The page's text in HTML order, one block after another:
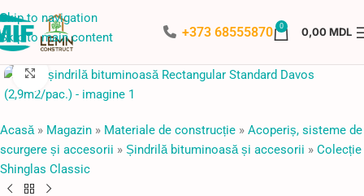
Skip to navigation
Skip to main content
+373 68555870 0 0,00MDL
Faceți click pentru a mări
Acasă» Magazin » Materiale de construcție » Acoperiș, sisteme de
scurgere și accesorii » Șindrilă bituminoasă și accesorii » Colecție
Shinglas Classic